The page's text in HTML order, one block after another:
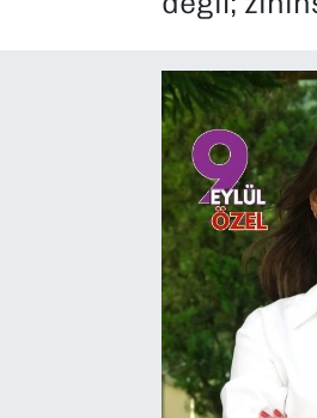
TEKNOLOJİ
YEREL YÖNETİMLER